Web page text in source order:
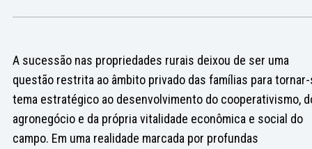
A sucessão nas propriedades rurais deixou de ser uma
questão restrita ao âmbito privado das famílias para
tema estratégico ao desenvolvimento do cooperativismo,
agronegócio e da própria vitalidade econômica e social do
campo. Em uma realidade marcada por profundas